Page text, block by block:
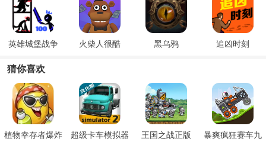
英雄城堡战争 火柴人很酷 黑乌鸦 追凶时刻
猜你喜欢
植物幸存者爆炸
超级卡车模拟器
王国之战正版
暴爽疯狂赛车九